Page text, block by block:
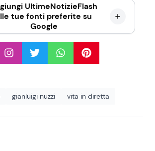
UltimeNotizieFlash
tue fonti preferite su
Google
gianluigi nuzzi vita in diretta